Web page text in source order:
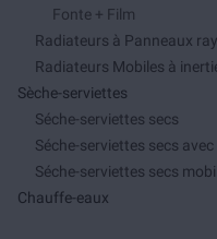
Fonte + Film
Radiateurs à Panneaux
Radiateurs Mobiles à
Sèche-serviettes
Séche-serviettes secs
Séche-serviettes secs
Séche-serviettes secs
Chauffe-eaux